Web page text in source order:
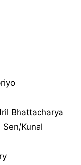
Bhattacharya
Sen/Kunal